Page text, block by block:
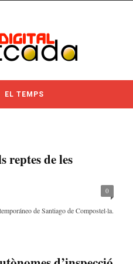
EL TEMPS
reptes de les
0
de Santiago de Compostel·la.